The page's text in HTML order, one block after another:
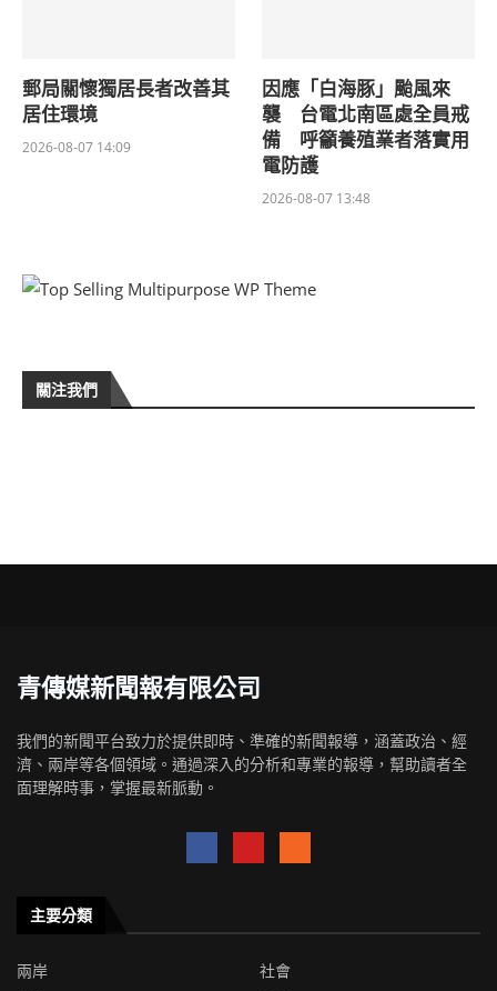
郵局關懷獨居長者改善其
居住環境
2026-08-07 14:09
因應「白海豚」颱風來
襲 台電北南區處全員戒
備 呼籲養殖業者落實用
電防護
2026-08-07 13:48
關注我們
青傳媒新聞報有限公司
我們的新聞平台致力於提供即時、準確的新聞報導，涵蓋政治、經
濟、兩岸等各個領域。通過深入的分析和專業的報導，幫助讀者全
面理解時事，掌握最新脈動。
主要分類
兩岸
社會